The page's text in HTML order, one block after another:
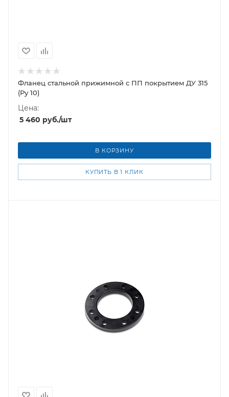
Фланец стальной прижимной c ПП покрытием ДУ 315
(Ру 10)
Цена:
5 460 руб./шт
В КОРЗИНУ
КУПИТЬ В 1 КЛИК